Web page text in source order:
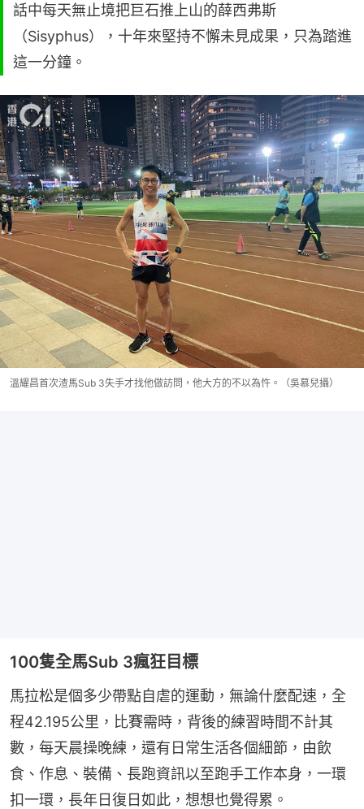
話中每天無止境把巨石推上山的薛西弗斯
（Sisyphus），十年來堅持不懈未見成果，只為踏進
這一分鐘。
溫耀昌首次渣馬Sub 3失手才找他做訪問，他大方的不以為忤。（吳慕兒攝）
100隻全馬Sub 3瘋狂目標
馬拉松是個多少帶點自虐的運動，無論什麼配速，全
程42.195公里，比賽需時，背後的練習時間不計其
數，每天晨操晚練，還有日常生活各個細節，由飲
食、作息、裝備、長跑資訊以至跑手工作本身，一環
扣一環，長年日復日如此，想想也覺得累。